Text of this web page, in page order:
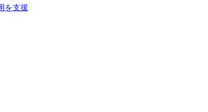
を支援